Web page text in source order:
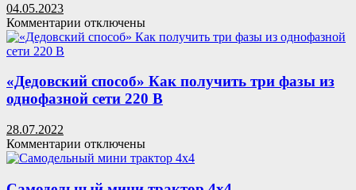
руками
04.05.2023
Комментарии к
записи
по
металлу
своими
мастерской
отключены
«Дедовский способ» Как получить три фазы из
однофазной сети 220 В
28.07.2022
Комментарии к
записи
способ»
отключены